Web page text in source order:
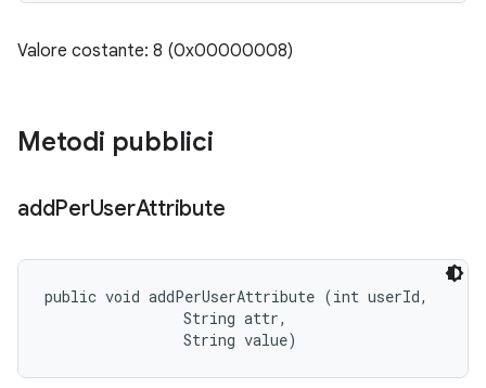
Valore costante: 8 (0x00000008)
Metodi pubblici
addPerUserAttribute
public void addPerUserAttribute (int userId,
                String attr,
                String value)